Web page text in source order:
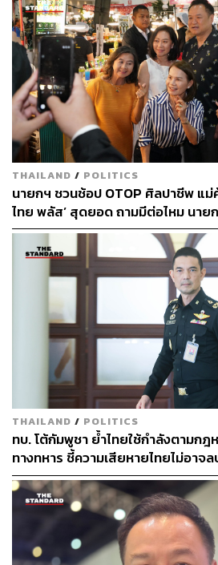
กรณีในการหาข้อตกลงอย่างสันติเพื่
กระบวนการนี้สามารถใช้ได้ในกรณี
รัฐเพื่อนบ้าน และรัฐหนึ่งได้ประกาศ
หน่วยงานระงับข้อพิพาทที่มีผลผูกพัน
ทะเล
ดร.ภัทรพงษ์ แสงไกร อาจารย์ประจ
มหาวิทยาลัยธรรมศาสตร์ อธิบายว่า
คู่กรณีในการระงับข้อพิพาทด้วยการฟ้
ศาลระหว่างประเทศว่าด้วยกฎหมายท
อนุญาโตตุลาการระหว่างประเทศ แ
ภาคีของ UNCLOS ก็มีสิทธิ์ตั้งข้อสง
เพื่อที่จะไม่เข้าสู่กระบวนการแก้ไขข้
อย่างไรก็ตาม ดร.ภัทรพงษ์ ชี้ว่า ต่อใ
ในอนุสัญญาฯ ยังกำหนดให้รัฐภาคีร
ประนอมภาคบังคับ โดยการให้รัฐคู่พิ
คณะกรรมการไกล่เกลี่ยระหว่างประ
มาจากคู่พิพาท 2 ฝ่าย ที่เลือกมาฝ่าย
ประธานร่วมกัน
การทำหน้าที่ของคณะกรรมการไกล่เ
กระบวนการในศาล ต่างกันที่คณะกร
อำนาจทำคำตัดสินที่มีผลชี้ขาดหรือมี
รายงานที่มีลักษณะเป็นข้อแนะนำให้แ
เดือน นับแต่ตั้งคณะกรรมการ เพื่อให้
ฐานในการเจรจาระงับข้อพิพาทต่อไป
THAILAND / POLITICS
นายกฯ ชวนช้อป OTOP ศิลปาชีพ แม่
ไทย พลัส’ สุดยอด ถามมีต่อไหม นาย
พยายาม’
THAILAND / POLITICS
ทบ. โต้กัมพูชา ย้ำไทยใช้กำลังตามกฎ
ทางทหาร ชี้ความเสียหายไทยไม่อาจ
บิดเบือน